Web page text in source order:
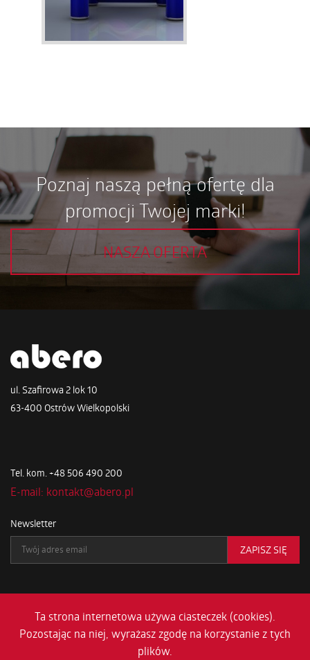
Poznaj naszą pełną ofertę dla
promocji Twojej marki!
NASZA OFERTA
ul. Szafirowa 2 lok 10
63-400 Ostrów Wielkopolski
Tel. kom. +48 506 490 200
E-mail: kontakt@abero.pl
Newsletter
WSZYSTKIE PRAWA ZASTRZEŻONE DLA ABERO © 2026
PROJEKT I WYKONANIE
Ta strona internetowa używa ciasteczek (cookies).
Pozostając na niej, wyrażasz zgodę na korzystanie z tych
plików.